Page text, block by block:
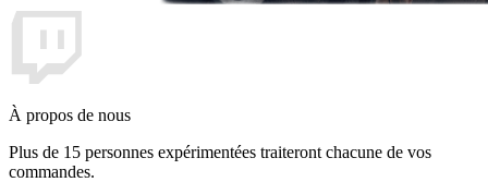
À propos de nous
Plus de 15 personnes expérimentées traiteront chacune de vos
commandes.